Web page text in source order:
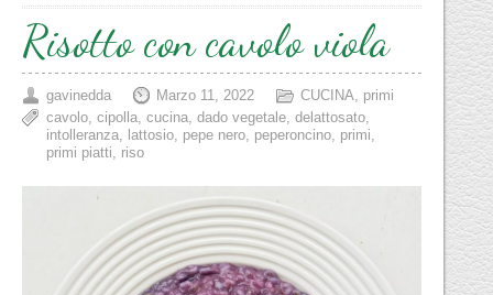
Risotto con cavolo viola
gavinedda Marzo 11, 2022 CUCINA, primi
cavolo,cipolla,cucina,dado vegetale,delattosato,
intolleranza, lattosio, pepe nero, peperoncino, primi,
primi piatti, riso